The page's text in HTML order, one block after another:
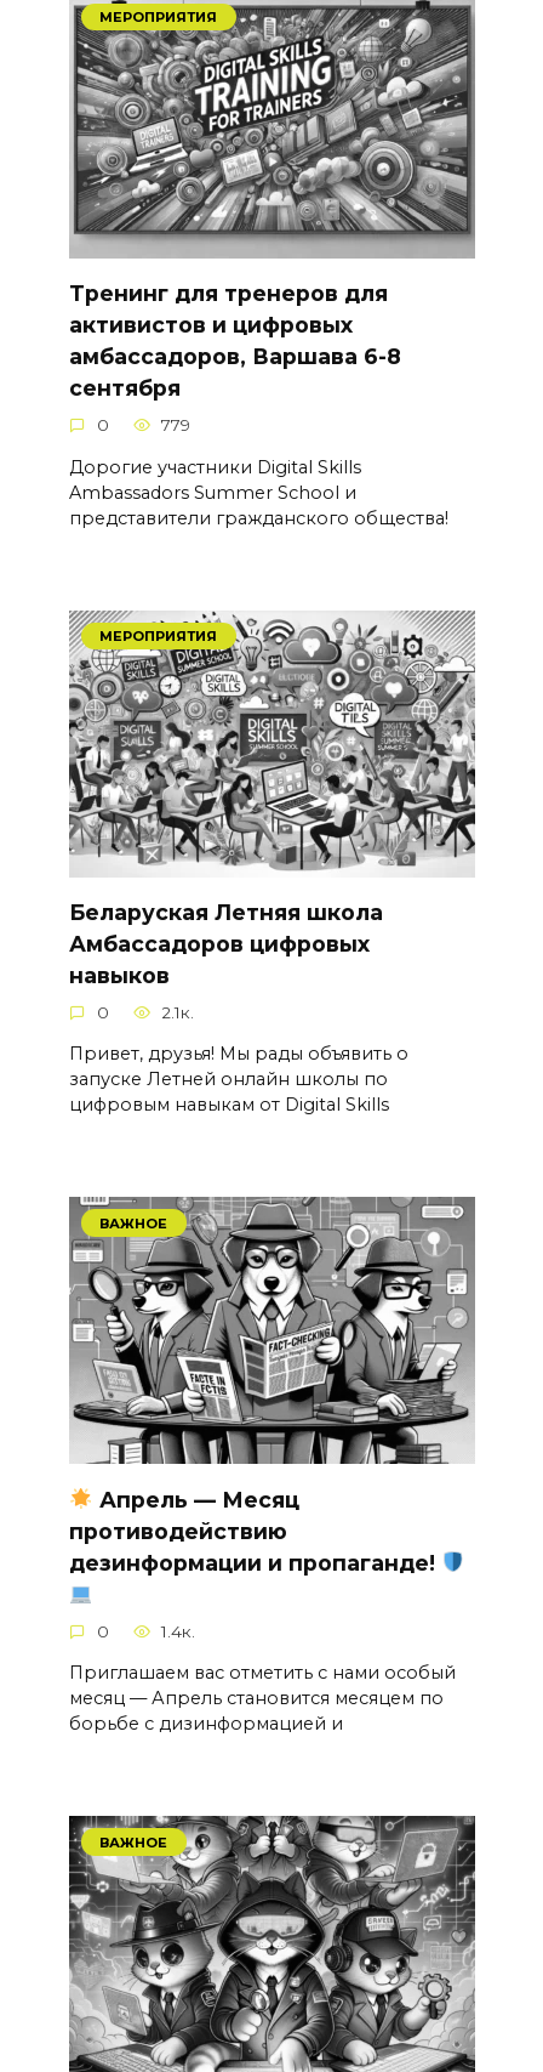
МЕРОПРИЯТИЯ
Тренинг для тренеров для
активистов и цифровых
амбассадоров, Варшава 6-8
сентября
0 779
Дорогие участники Digital Skills
Ambassadors Summer School и
представители гражданского общества!
МЕРОПРИЯТИЯ
Беларуская Летняя школа
Амбассадоров цифровых
навыков
0 2.1к.
Привет, друзья! Мы рады объявить о
запуске Летней онлайн школы по
цифровым навыкам от Digital Skills
ВАЖНОЕ
Апрель — Месяц
противодействию
дезинформации и пропаганде!
0 1.4к.
Приглашаем вас отметить с нами особый
месяц — Апрель становится месяцем по
борьбе с дизинформацией и
ВАЖНОЕ